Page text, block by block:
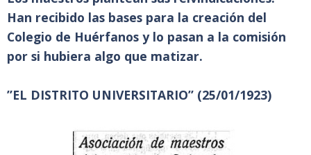
Han recibido las bases para la creación del
Colegio de Huérfanos y lo pasan a la comisión
por si hubiera algo que matizar.
”EL DISTRITO UNIVERSITARIO” (25/01/1923)